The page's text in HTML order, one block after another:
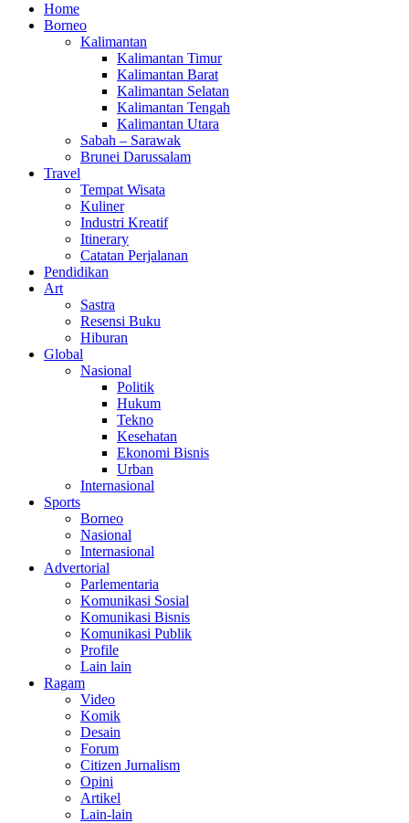
Home
Borneo
Kalimantan
Kalimantan Timur
Kalimantan Barat
Kalimantan Selatan
Kalimantan Tengah
Kalimantan Utara
Sabah – Sarawak
Brunei Darussalam
Travel
Tempat Wisata
Kuliner
Industri Kreatif
Itinerary
Catatan Perjalanan
Pendidikan
Art
Sastra
Resensi Buku
Hiburan
Global
Nasional
Politik
Hukum
Tekno
Kesehatan
Ekonomi Bisnis
Urban
Internasional
Sports
Borneo
Nasional
Internasional
Advertorial
Parlementaria
Komunikasi Sosial
Komunikasi Bisnis
Komunikasi Publik
Profile
Lain lain
Ragam
Video
Komik
Desain
Forum
Citizen Jurnalism
Opini
Artikel
Lain-lain